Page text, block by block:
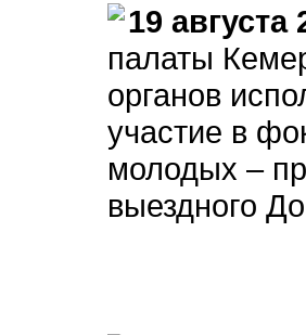
19 августа
палаты
органов
участие в
молодых –
выездного